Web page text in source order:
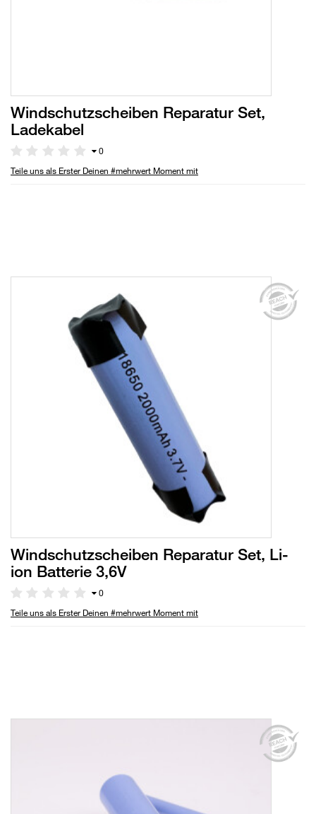
Windschutzscheiben Reparatur Set,
Ladekabel
0
Teile uns als Erster Deinen #mehrwert Moment mit
Windschutzscheiben Reparatur Set, Li-
ion Batterie 3,6V
0
Teile uns als Erster Deinen #mehrwert Moment mit